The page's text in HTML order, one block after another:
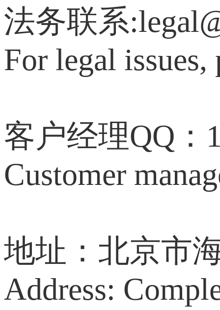
法务联系
For legal issues,
客户经理QQ：
Customer
地址：北京市
Address: